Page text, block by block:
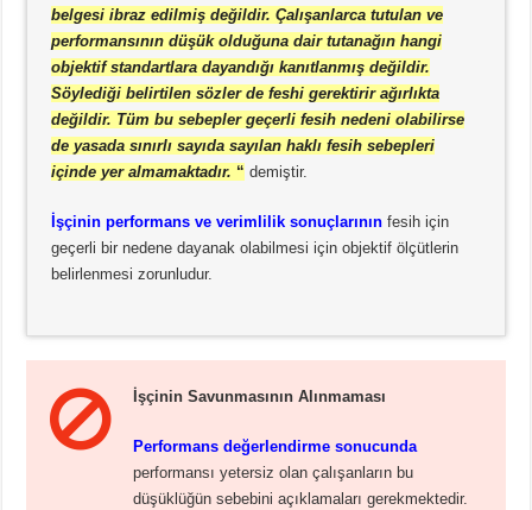
belgesi ibraz edilmiş değildir. Çalışanlarca tutulan ve
performansının düşük olduğuna dair tutanağın hangi
objektif standartlara dayandığı kanıtlanmış değildir.
Söylediği belirtilen sözler de feshi gerektirir ağırlıkta
değildir. Tüm bu sebepler geçerli fesih nedeni olabilirse
de yasada sınırlı sayıda sayılan haklı fesih sebepleri
içinde yer almamaktadır. “ demiştir.
İşçinin performans ve verimlilik sonuçlarının fesih için
geçerli bir nedene dayanak olabilmesi için objektif ölçütlerin
belirlenmesi zorunludur.
İşçinin Savunmasının Alınmaması
Performans değerlendirme sonucunda
performansı yetersiz olan çalışanların bu
düşüklüğün sebebini açıklamaları gerekmektedir.